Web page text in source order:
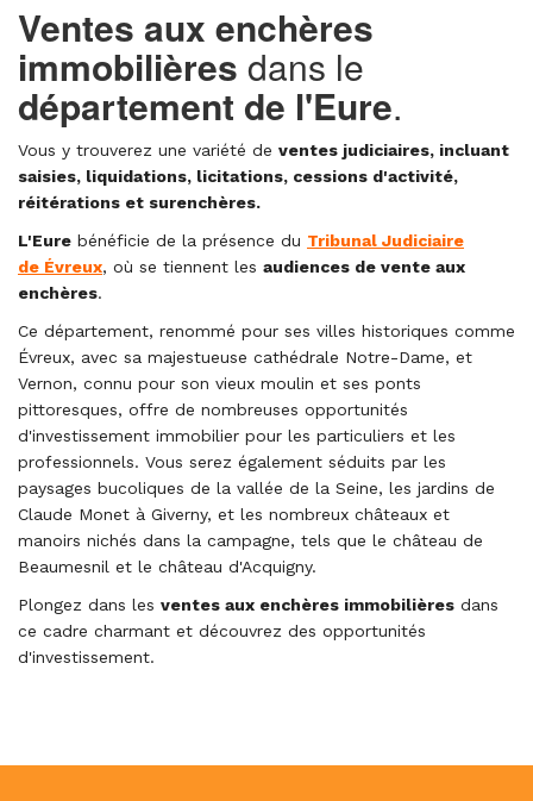
Ventes aux enchères
immobilières dans le
département de l'Eure.
Vous y trouverez une variété de ventes judiciaires, incluant
saisies, liquidations, licitations, cessions d'activité,
réitérations et surenchères.
L'Eure bénéficie de la présence du Tribunal Judiciaire
de Évreux, où se tiennent les audiences de vente aux
enchères.
Ce département, renommé pour ses villes historiques comme
Évreux, avec sa majestueuse cathédrale Notre-Dame, et
Vernon, connu pour son vieux moulin et ses ponts
pittoresques, offre de nombreuses opportunités
d'investissement immobilier pour les particuliers et les
professionnels. Vous serez également séduits par les
paysages bucoliques de la vallée de la Seine, les jardins de
Claude Monet à Giverny, et les nombreux châteaux et
manoirs nichés dans la campagne, tels que le château de
Beaumesnil et le château d'Acquigny.
Plongez dans les ventes aux enchères immobilières dans
ce cadre charmant et découvrez des opportunités
d'investissement.